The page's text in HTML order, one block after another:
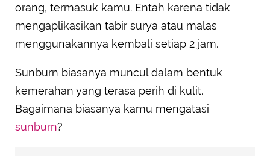
orang, termasuk kamu. Entah karena tidak
mengaplikasikan tabir surya atau malas
menggunakannya kembali setiap 2 jam.
Sunburn biasanya muncul dalam bentuk
kemerahan yang terasa perih di kulit.
Bagaimana biasanya kamu mengatasi
sunburn?